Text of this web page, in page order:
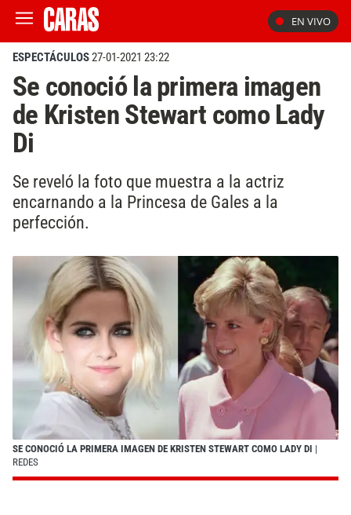
EN VIVO
ESPECTÁCULOS27-01-2021 23:22
Se conoció la primera imagen
de Kristen Stewart como Lady
Di
Se reveló la foto que muestra a la actriz
encarnando a la Princesa de Gales a la
perfección.
SE CONOCIÓ LA PRIMERA IMAGEN DE KRISTEN STEWART COMO LADY DI |
REDES